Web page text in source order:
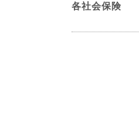
各社会保険